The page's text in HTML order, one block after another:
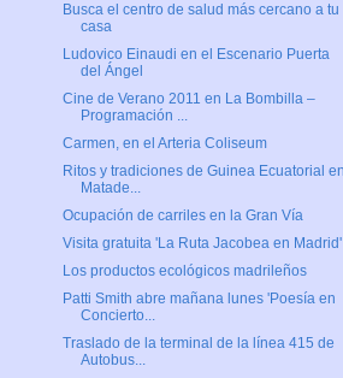
Busca el centro de salud más cercano a tu
casa
Ludovico Einaudi en el Escenario Puerta
del Ángel
Cine de Verano 2011 en La Bombilla –
Programación ...
Carmen, en el Arteria Coliseum
Ritos y tradiciones de Guinea Ecuatorial en
Matade...
Ocupación de carriles en la Gran Vía
Visita gratuita 'La Ruta Jacobea en Madrid'
Los productos ecológicos madrileños
Patti Smith abre mañana lunes 'Poesía en
Concierto...
Traslado de la terminal de la línea 415 de
Autobus...